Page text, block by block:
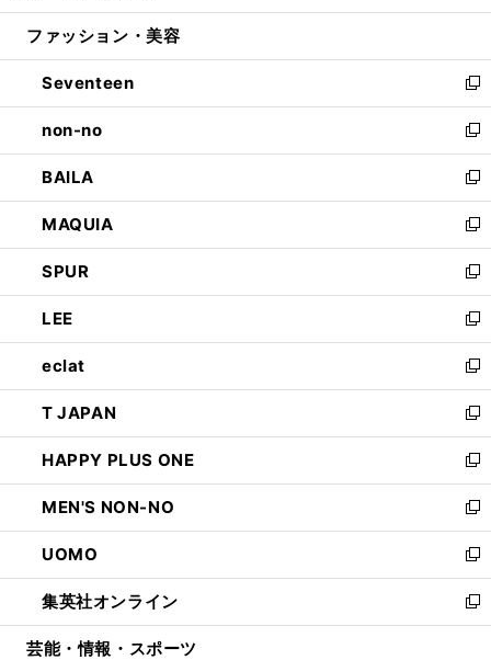
開
ウ
開
く
ン
ウ
で
開
く
ウ
ン
ド
ウ
で
開
く
ファッション・美容
Seventeen
新
し
い
ウ
ィ
ン
ド
ウ
で
開
く
non-no
新
し
い
ウ
ィ
ン
ド
ウ
で
開
く
BAILA
新
し
い
ウ
ィ
ン
ド
ウ
で
開
く
MAQUIA
新
し
い
ウ
ィ
ン
ド
ウ
で
開
く
SPUR
新
し
い
ウ
ィ
ン
ド
ウ
で
開
く
LEE
新
し
い
ウ
ィ
ン
ド
ウ
で
開
く
eclat
新
し
い
ウ
ィ
ン
ド
ウ
で
開
く
T JAPAN
新
し
い
ウ
ィ
ン
ド
ウ
で
開
HAPPY PLUS ONE
新
し
い
ウ
ィ
ン
ド
ウ
MEN'S NON-NO
新
し
い
ウ
ィ
ン
UOMO
新
し
い
ウ
集英社オンライン
新
し
芸能・情報・スポーツ